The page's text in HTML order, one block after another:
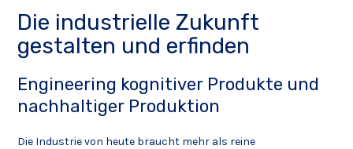
Die industrielle Zukunft
gestalten und erfinden
Engineering kognitiver Produkte und
nachhaltiger Produktion
Die Industrie von heute braucht mehr als reine